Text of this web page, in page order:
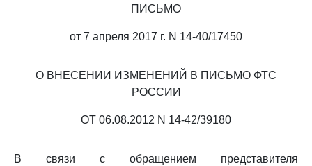
ПИСЬМО
от 7 апреля 2017 г. N 14-40/17450
О ВНЕСЕНИИ ИЗМЕНЕНИЙ В ПИСЬМО ФТС
РОССИИ
ОТ 06.08.2012 N 14-42/39180
В связи с обращением представителя